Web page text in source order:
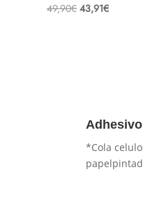
49,90€ El
precio
43,91€El
*Cola